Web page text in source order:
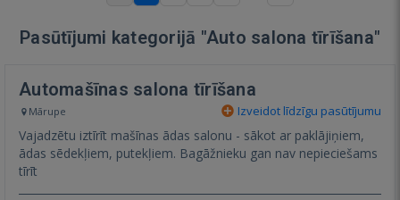
Pasūtījumi kategorijā "Auto salona tīrīšana"
Automašīnas salona tīrīšana
Mārupe Izveidot līdzīgu pasūtījumu
Vajadzētu iztīrīt mašīnas ādas salonu - sākot ar paklājiņiem,
ādas sēdekļiem, putekļiem. Bagāžnieku gan nav nepieciešams
tīrīt